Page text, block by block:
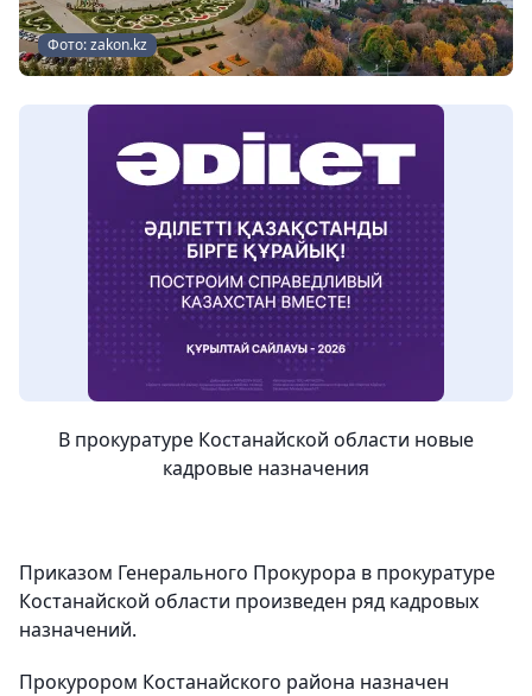
Фото: zakon.kz
В прокуратуре Костанайской области новые
кадровые назначения
Приказом Генерального Прокурора в прокуратуре
Костанайской области произведен ряд кадровых
назначений.
Прокурором Костанайского района назначен